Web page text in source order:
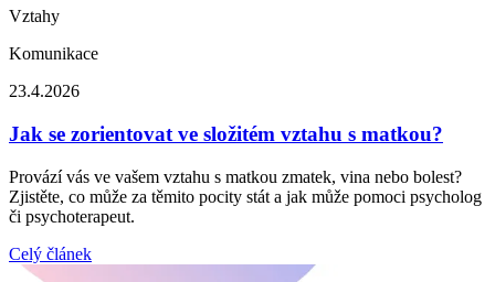
Vztahy
Komunikace
23.4.2026
Jak se zorientovat ve složitém vztahu s matkou?
Provází vás ve vašem vztahu s matkou zmatek, vina nebo bolest?
Zjistěte, co může za těmito pocity stát a jak může pomoci psycholog
či psychoterapeut.
Celý článek